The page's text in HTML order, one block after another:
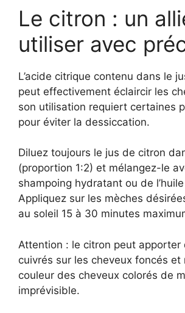
Le citron : un
utiliser avec
L’acide citrique contenu dans le
peut effectivement éclaircir les
son utilisation requiert certaines
pour éviter la dessiccation.
Diluez toujours le jus de citron
(proportion 1:2) et mélangez-le
shampoing hydratant ou de
Appliquez sur les mèches
au soleil 15 à 30 minutes
Attention : le citron peut apporter
cuivrés sur les cheveux foncés et
couleur des cheveux colorés de
imprévisible.